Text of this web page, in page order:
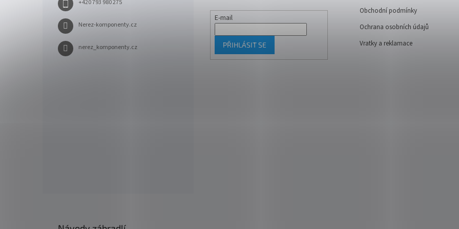
+420 793 980 275
Nerez-komponenty.cz
nerez_komponenty.cz
E-mail
PŘIHLÁSIT SE
Obchodní podmínky
Ochrana osobních údajů
Vratky a reklamace